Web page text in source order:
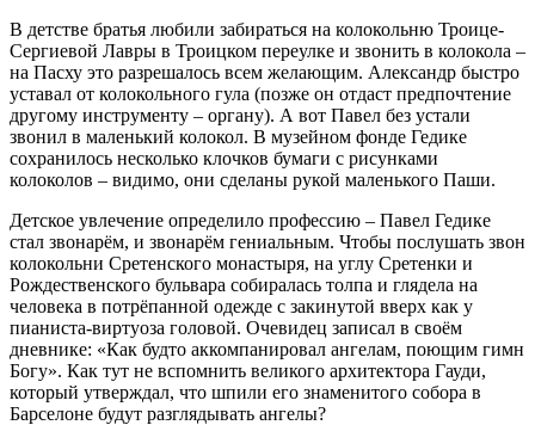
В детстве братья любили забираться на колокольню Троице-
Сергиевой Лавры в Троицком переулке и звонить в колокола –
на Пасху это разрешалось всем желающим. Александр быстро
уставал от колокольного гула (позже он отдаст предпочтение
другому инструменту – органу). А вот Павел без устали
звонил в маленький колокол. В музейном фонде Гедике
сохранилось несколько клочков бумаги с рисунками
колоколов – видимо, они сделаны рукой маленького Паши.
Детское увлечение определило профессию – Павел Гедике
стал звонарём, и звонарём гениальным. Чтобы послушать звон
колокольни Сретенского монастыря, на углу Сретенки и
Рождественского бульвара собиралась толпа и глядела на
человека в потрёпанной одежде с закинутой вверх как у
пианиста-виртуоза головой. Очевидец записал в своём
дневнике: «Как будто аккомпанировал ангелам, поющим гимн
Богу». Как тут не вспомнить великого архитектора Гауди,
который утверждал, что шпили его знаменитого собора в
Барселоне будут разглядывать ангелы?